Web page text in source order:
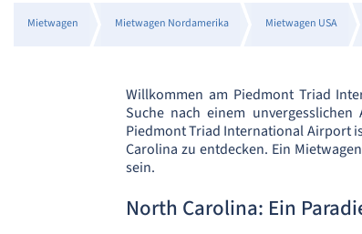
Mietwagen Mietwagen Nordamerika Mietwagen USA
Willkommen am Piedmont Triad
Suche nach einem
Piedmont Triad International Airport
Carolina zu entdecken. Ein
sein.
North Carolina: Ein